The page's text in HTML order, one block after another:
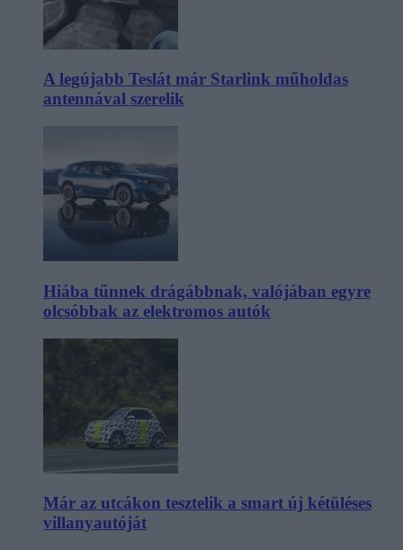
A legújabb Teslát már Starlink műholdas
antennával szerelik
Hiába tűnnek drágábbnak, valójában egyre
olcsóbbak az elektromos autók
Már az utcákon tesztelik a smart új kétüléses
villanyautóját